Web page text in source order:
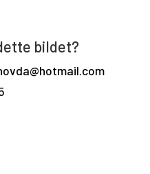
bildet?